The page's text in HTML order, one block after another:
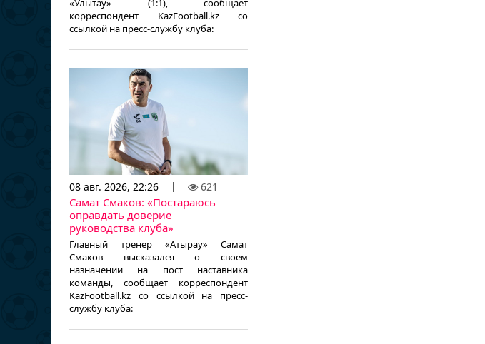
«Улытау» (1:1), сообщает
корреспондент KazFootball.kz со
ссылкой на пресс-службу клуба:
08 авг. 2026, 22:26 621
Самат Смаков: «Постараюсь
оправдать доверие
руководства клуба»
Главный тренер «Атырау» Самат
Смаков высказался о своем
назначении на пост наставника
команды, сообщает корреспондент
KazFootball.kz со ссылкой на пресс-
службу клуба: